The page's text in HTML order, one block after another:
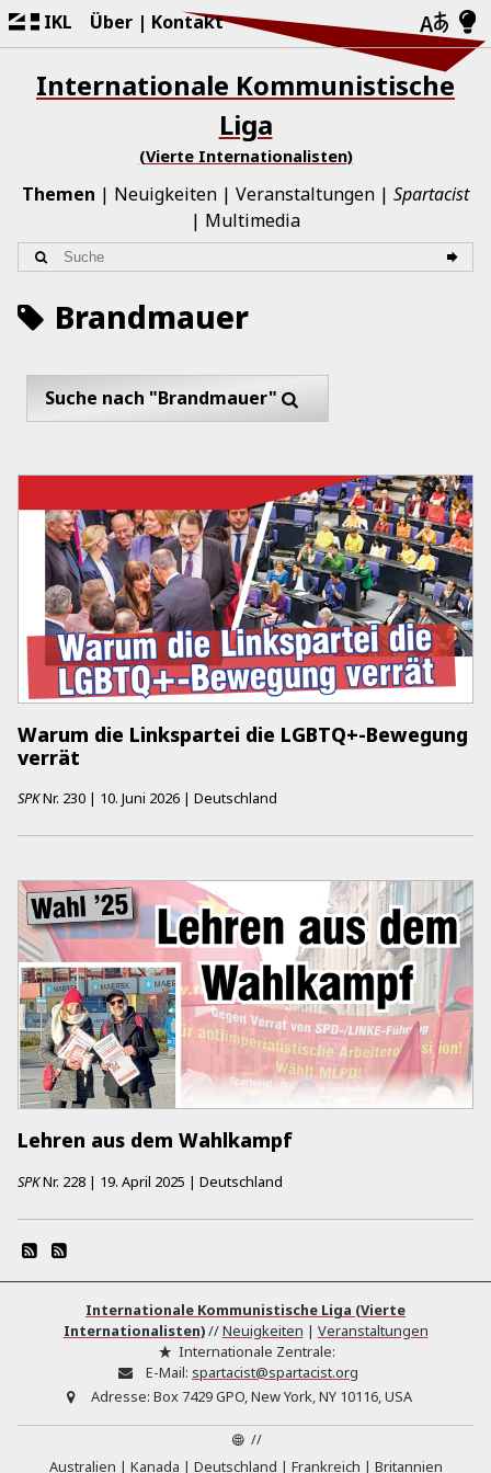
IKL Über Kontakt
Internationale Kommunistische
Liga
(Vierte Internationalisten)
Themen Neuigkeiten Veranstaltungen
Spartacist
Multimedia
Brandmauer
Suche nach "Brandmauer"
Warum die Linkspartei die LGBTQ+-Bewegung
verrät
SPKNr. 230 | 10. Juni 2026 | Deutschland
Lehren aus dem Wahlkampf
SPKNr. 228 | 19. April 2025 | Deutschland
Internationale Kommunistische Liga (Vierte
Internationalisten)//Neuigkeiten | Veranstaltungen
Internationale Zentrale:
E-Mail: spartacist@spartacist.org
Adresse: Box 7429 GPO, New York, NY 10116, USA
//
Australien
Kanada Deutschland Frankreich Britannien